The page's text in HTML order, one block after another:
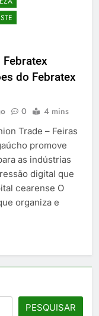
Febratex
do Febratex
0 4 mins
Trade – Feiras
promove
as indústrias
digital que
cearense O
organiza e
PESQUISAR